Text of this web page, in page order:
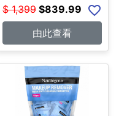
$ 1,399 $839.99
由此查看